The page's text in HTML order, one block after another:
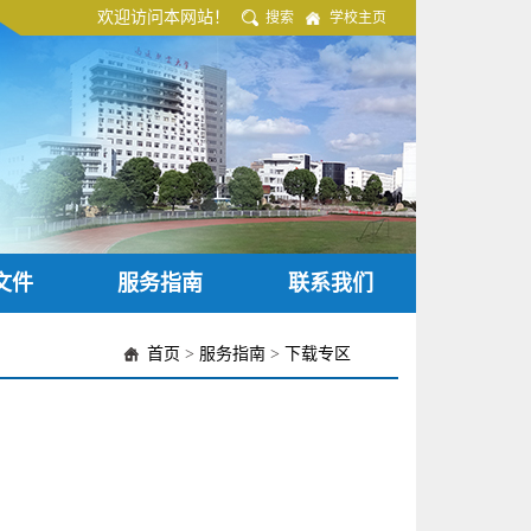
欢迎访问本网站！ 搜索 学校主页
件 服务指南 联系我们
首页 > 服务指南 > 下载专区